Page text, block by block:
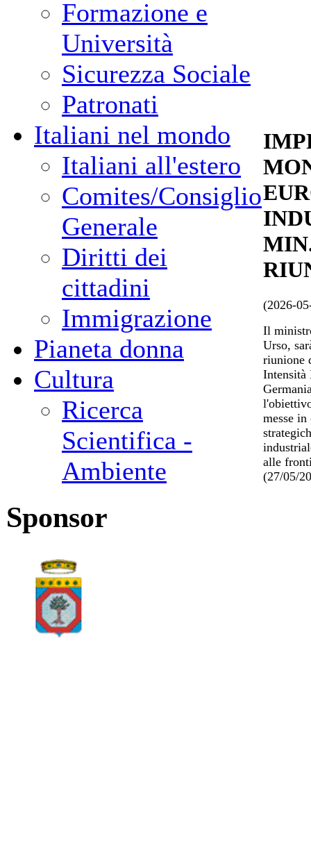
Formazione e
Università
Sicurezza Sociale
Patronati
Italiani nel mondo
Italiani all'estero
Comites/Consiglio
Generale
Diritti dei
cittadini
Immigrazione
Pianeta donna
Cultura
Ricerca
Scientifica -
Ambiente
Sponsor
(2026-
Il
Urso,
riunione
Intensità
messe
alle
(27/05/